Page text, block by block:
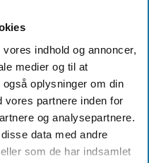
indhold og annoncer,
medier og til at
oplysninger om din
vores partnere inden for
og analysepartnere.
data med andre
som de har indsamlet